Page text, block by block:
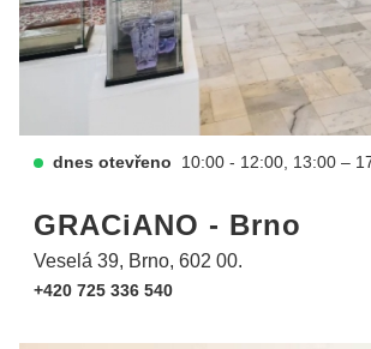
dnes otevřeno 10:00 - 12:00, 13:00 –
GRACiANO - Brno
Veselá 39, Brno, 602 00.
+420 725 336 540